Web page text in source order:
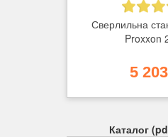
Сверлильна
Proxxon
5 203
Каталог